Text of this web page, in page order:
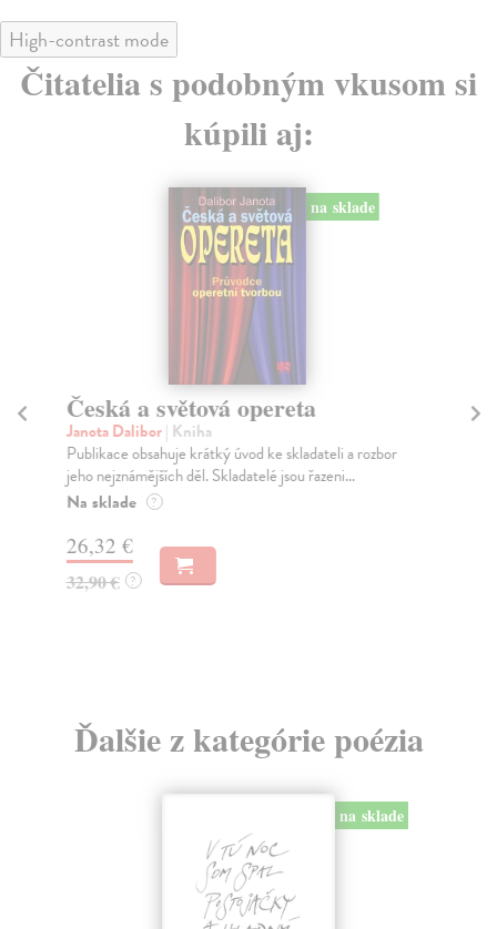
High-contrast mode
Čitatelia s podobným vkusom si
kúpili aj:
na sklade
Česká a světová opereta
Janota Dalibor| Kniha
Publikace obsahuje krátký úvod ke skladateli a rozbor
jeho nejznámějších děl. Skladatelé jsou řazeni...
Na sklade ?
26,32 €
32,90 € ?
Ďalšie z kategórie poézia
na sklade